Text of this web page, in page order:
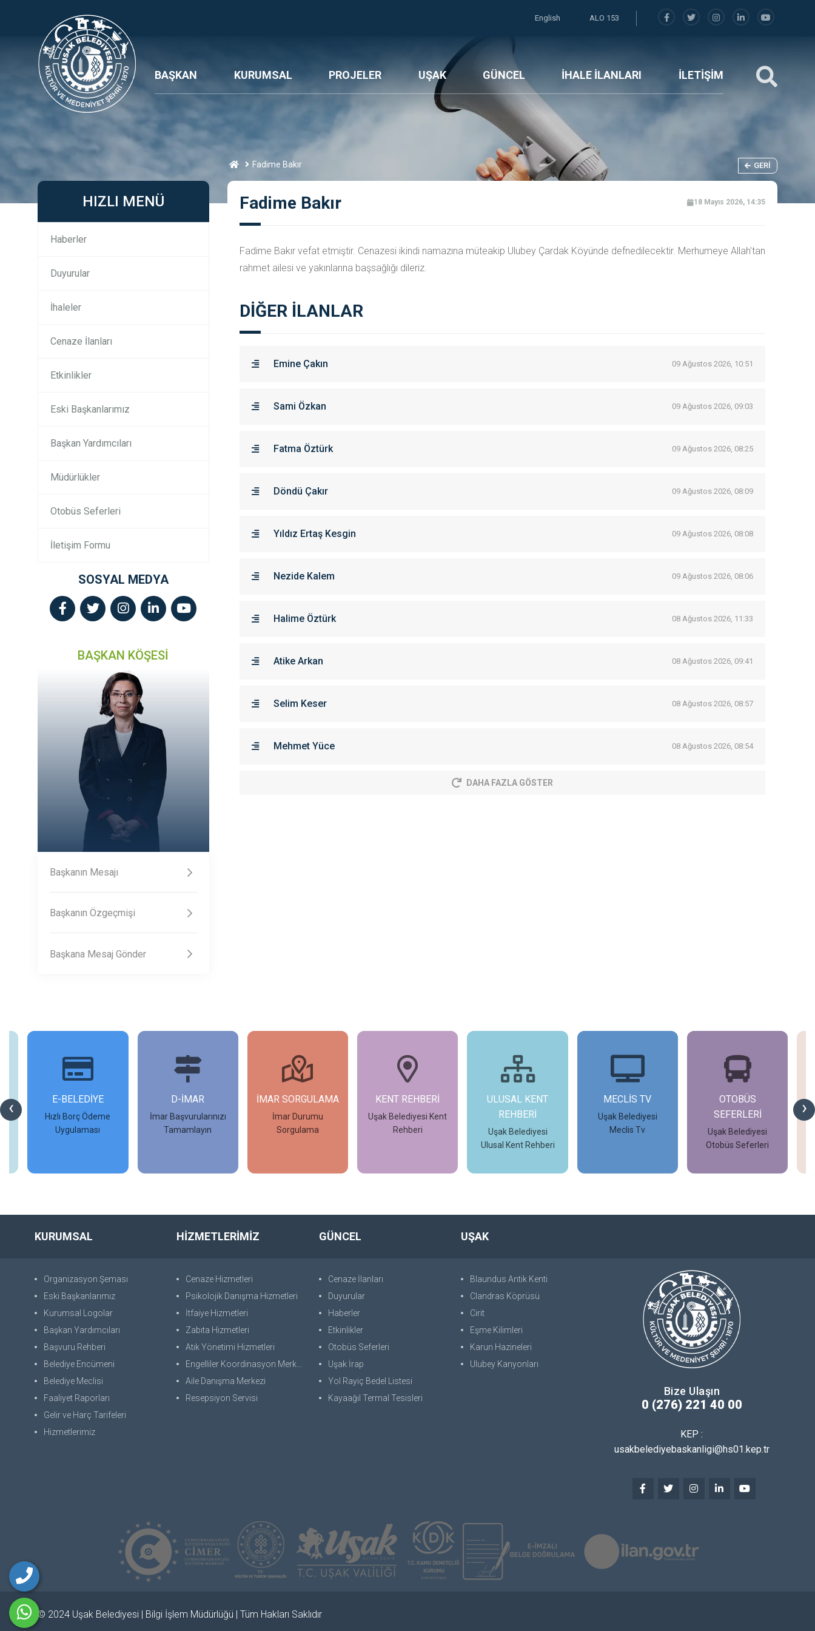
English ALO 153
BAŞKAN KURUMSAL PROJELER UŞAK GÜNCEL İHALE İLANLARI İLETİŞİM
Fadime Bakır GERI
HIZLI MENÜ
Haberler
Duyurular
İhaleler
Cenaze İlanları
Etkinlikler
Eski Başkanlarımız
Başkan Yardımcıları
Müdürlükler
Otobüs Seferleri
İletişim Formu
SOSYAL MEDYA
BAŞKAN KÖŞESİ
Başkanın Mesajı
Başkanın Özgeçmişi
Başkana Mesaj Gönder
Fadime Bakır 18 Mayıs 2026, 14:35
Fadime Bakır vefat etmiştir. Cenazesi ikindi namazına müteakip Ulubey Çardak Köyünde defnedilecektir. Merhumeye Allah'tan
rahmet ailesi ve yakınlarına başsağlığı dileriz.
DİĞER İLANLAR
Emine Çakın 09 Ağustos 2026, 10:51
Sami Özkan 09 Ağustos 2026, 09:03
Fatma Öztürk 09 Ağustos 2026, 08:25
Döndü Çakır 09 Ağustos 2026, 08:09
Yıldız Ertaş Kesgin 09 Ağustos 2026, 08:08
Nezide Kalem 09 Ağustos 2026, 08:06
Halime Öztürk 08 Ağustos 2026, 11:33
Atike Arkan 08 Ağustos 2026, 09:41
Selim Keser 08 Ağustos 2026, 08:57
Mehmet Yüce 08 Ağustos 2026, 08:54
DAHA FAZLA GÖSTER
‹ ›
E-BELEDİYE
Hızlı Borç Ödeme
Uygulaması
D-İMAR
İmar Başvurularınızı
Tamamlayın
İMAR SORGULAMA
İmar Durumu
Sorgulama
KENT REHBERİ
Uşak Belediyesi Kent
Rehberi
ULUSAL KENT
REHBERİ
Uşak Belediyesi
Ulusal Kent Rehberi
MECLİS TV
Uşak Belediyesi
Meclis Tv
OTOBÜS
SEFERLERİ
Uşak Belediyesi
Otobüs Seferleri
KURUMSAL
Organizasyon Şeması
Eski Başkanlarımız
Kurumsal Logolar
Başkan Yardımcıları
Başvuru Rehberi
Belediye Encümeni
Belediye Meclisi
Faaliyet Raporları
Gelir ve Harç Tarifeleri
Hizmetlerimiz
HİZMETLERİMİZ
Cenaze Hizmetleri
Psikolojik Danışma Hizmetleri
İtfaiye Hizmetleri
Zabıta Hizmetleri
Atık Yönetimi Hizmetleri
Engelliler Koordinasyon Merkezi
Aile Danışma Merkezi
Resepsiyon Servisi
GÜNCEL
Cenaze İlanları
Duyurular
Haberler
Etkinlikler
Otobüs Seferleri
Uşak İrap
Yol Rayiç Bedel Listesi
Kayaağıl Termal Tesisleri
UŞAK
Blaundus Antik Kenti
Clandras Köprüsü
Cirit
Eşme Kilimleri
Karun Hazineleri
Ulubey Kanyonları
Bize Ulaşın
0 (276) 221 40 00
KEP :
usakbelediyebaskanligi@hs01.kep.tr
© 2024 Uşak Belediyesi | Bilgi İşlem Müdürlüğü | Tüm Hakları Saklıdır